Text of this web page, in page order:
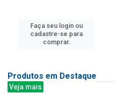
Faça seu login ou
cadastre-se para
comprar.
Produtos em Destaque
Veja mais